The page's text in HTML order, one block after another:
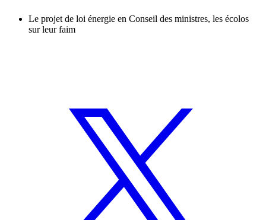
Le projet de loi énergie en Conseil des ministres, les écolos
sur leur faim